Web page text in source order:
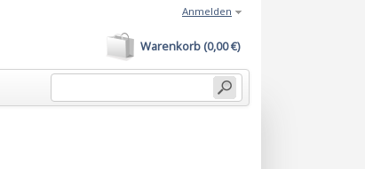
Warenkorb (0,00 €)
Anmelden